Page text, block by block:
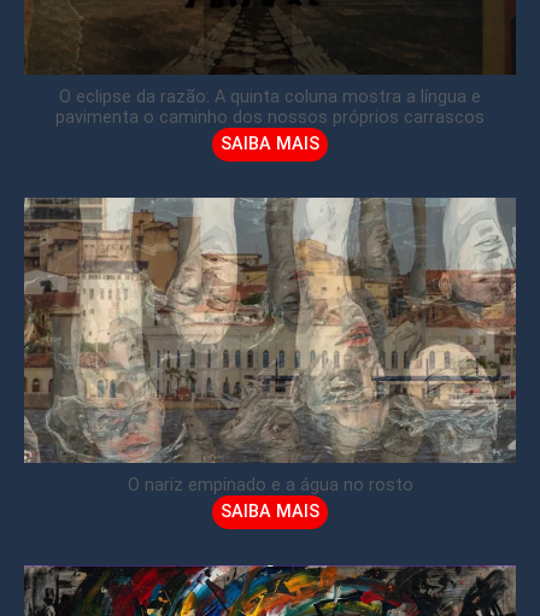
O eclipse da razão: A quinta coluna mostra a língua e
pavimenta o caminho dos nossos próprios carrascos
SAIBA MAIS
O nariz empinado e a água no rosto
SAIBA MAIS